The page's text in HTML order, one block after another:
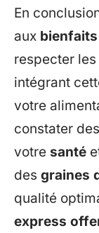
En
aux bienfaits
respecter
intégrant
votre
constater
votre santé
des graines
qualité
express